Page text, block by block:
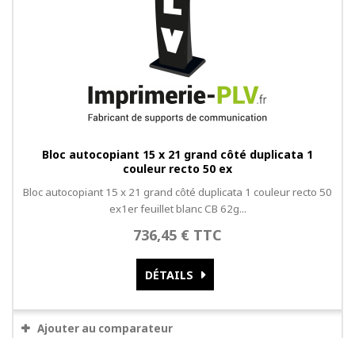
Bloc autocopiant 15 x 21 grand côté duplicata 1
couleur recto 50 ex
Bloc autocopiant 15 x 21 grand côté duplicata 1 couleur recto 50
ex1er feuillet blanc CB 62g...
736,45 € TTC
DÉTAILS
Ajouter au comparateur